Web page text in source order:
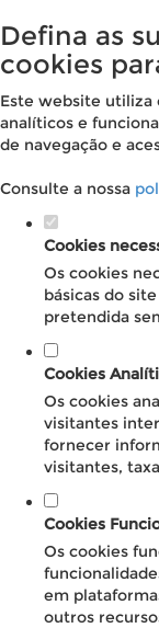
Defina as
cookies
Este website utiliza
analíticos e
de navegação e
Consulte a nossa
Cookies
Os cookies
básicas do
pretendida
Cookies
Os cookies
visitantes
fornecer
visitantes,
Cookies
Os cookies
em
outros